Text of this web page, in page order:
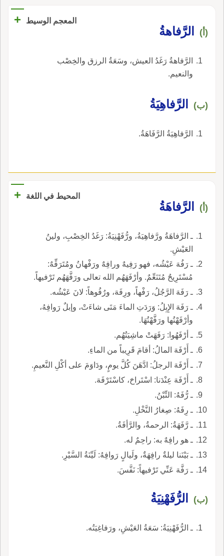
المعجم الوسيط +
(أ) الرَّفاهةُ
الرَّفاهةُ رَغَدُ العيش، وسَعَةُ الرزق والخِصْب
والنعيم.
(ب) الرَّفاهِيَةُ
الرَّفاهِيَةُ الرَّفَاهَةُ.
المحيط في اللغة +
(أ) الرَّفاهَةُ
ـ الرَّفاهَةُ ورَّفاهِيَةُ، ورُّفَهْنِيَةُ: رَغَدُ الخِصْبِ، ولينُ
العَيْشِ.
ـ رَفُهَ عَيْشُه، فهو رَفِيهٌ ورافِهٌ ورَفْهانُ ومُتَرَفِّهٌ:
مُسْتَرِيحٌ مُتَنَعِّمٌ. وأرْفَهَهُم الله تعالى ورَفَّهَهُم تَرْفيهاً.
ـ رَفَهَ الرَّجُلُ، رَفْهاً، ورِفَهَ، ورُفُوهاً: لانَ عَيْشُه.
ـ رَفَهَ الإِبِلُ: وَرَدَتِ الماءَ مَتَى شاءَتْ، وإبلٌ رَوافِهُ،
وأرْفَهْتُها ورَفَّهْتُهَا.
ـ أرْفَهُوا: رَفَهَتْ ماشِيَتُهُم.
ـ أَرْفَهَ المالُ: أقامَ قَرِيباً من الماءِ.
ـ أَرْفَهَ الرجلُ: ادَّهَنَ كُلَّ يومٍ، ودَاوَمَ على أكْلِ النَّعيمِ.
ـ أَرْفَهَ عِنْدَنا: اسْتَراحَ، كاسْتَرْفَهَ.
ـ رُّفَهُ: التِّبْنُ.
ـ رِفَهُ: صِغارُ النَّخْلِ.
ـ رَّفَهَةُ: الرحمةُ، والرَّأفَةُ.
ـ هو رافِهٌ به: راحِمٌ له.
ـ بَيْنَنا ليلةٌ رافِهَةٌ، ولَيالٍ رَوافِهُ: لَيِّنَةُ السَّيْرِ.
ـ رَفَّهَ عَنِّي تَرْفيهاً: نَفَّسَ.
(ب) الرُّفَهْنِيَةُ
ـ الرُّفَهْنِيَةُ: سَعَةُ العَيْشِ، ورَفاغِيَتُه.